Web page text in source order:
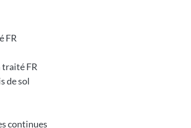
FR
traité FR
de sol
continues